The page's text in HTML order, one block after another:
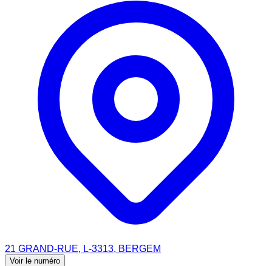
21 GRAND-RUE, L-3313, BERGEM
Voir le numéro